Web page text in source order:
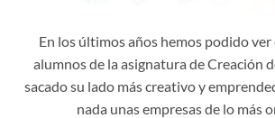
En los últimos años hemos podido
alumnos de la asignatura de Creación
sacado su lado más creativo y
nada unas empresas de lo más